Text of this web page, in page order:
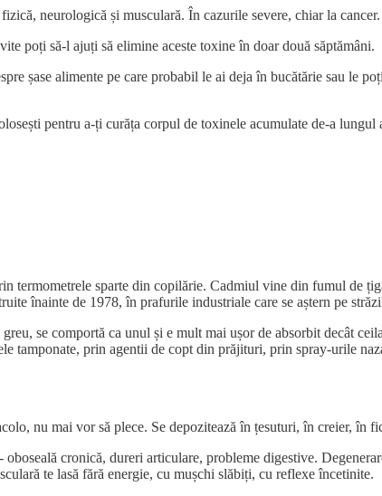
neurologică și musculară. În cazurile severe, chiar la cancer.
poți să-l ajuți să elimine aceste toxine în doar două săptămâni.
șase alimente pe care probabil le ai deja în bucătărie sau le
pentru a-ți curăța corpul de toxinele acumulate de-a lungul
termometrele sparte din copilărie. Cadmiul vine din fumul de
înainte de 1978, în prafurile industriale care se aștern pe
se comportă ca unul și e mult mai ușor de absorbit decât
tamponatе, prin agentii de copt din prăjituri, prin spray-urile
nu mai vor să plece. Se depozitează în țesuturi, în creier, în
cronică, dureri articulare, probleme digestive.
te lasă fără energie, cu mușchi slăbiți, cu reflexe încetinite.